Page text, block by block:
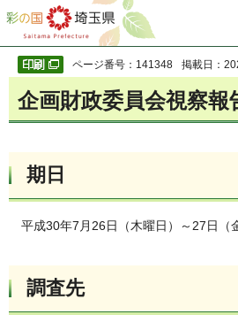
彩の国 埼玉県
ページ番号：141348 掲載日：
企画財政委員会視察報
期日
平成30年7月26日（木曜日）～27日（
調査先